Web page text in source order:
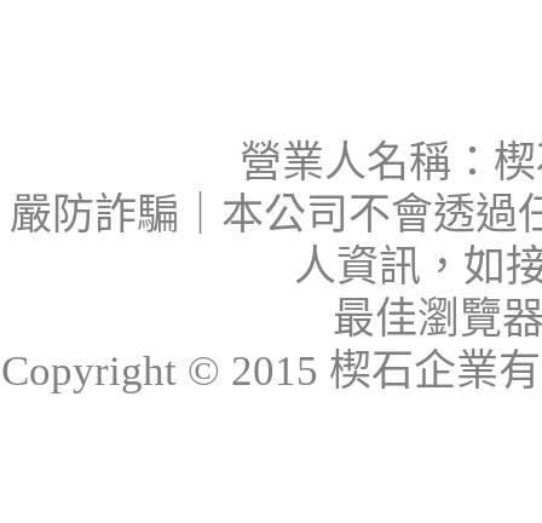
營業人名稱：
嚴防詐騙｜本公司不會透過
人資訊，如
最佳瀏覽
Copyright © 2015 楔石企業